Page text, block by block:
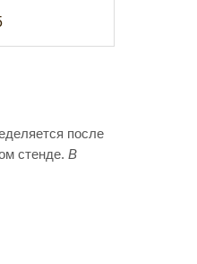
после
стенде. В